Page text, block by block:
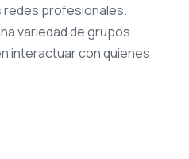
redes profesionales.
variedad de grupos
interactuar con quienes